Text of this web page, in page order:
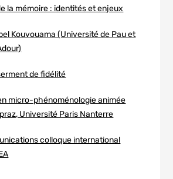
la mémoire : identités et enjeux
Kouvouama (Université de Pau et
de fidélité
micro-phénoménologie animée
Université Paris Nanterre
colloque international